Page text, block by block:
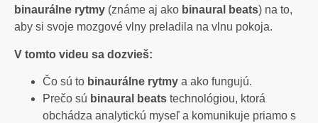
binaurálne rytmy (známe aj ako binaural beats) na to,
aby si svoje mozgové vlny preladila na vlnu pokoja.
V tomto videu sa dozvieš:
Čo sú to binaurálne rytmy a ako fungujú.
Prečo sú binaural beats technológiou, ktorá
obchádza analytickú myseľ a komunikuje priamo s